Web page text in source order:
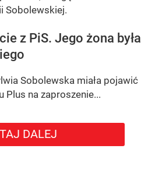
Sobolewskiej.
z PiS. Jego żona była
Sobolewska miała pojawić
Plus na zaproszenie...
DALEJ